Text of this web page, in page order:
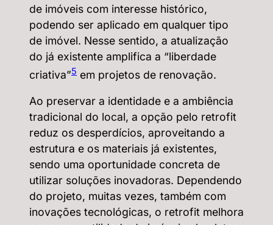
de imóveis com interesse histórico,
podendo ser aplicado em qualquer tipo
de imóvel. Nesse sentido, a atualização
do já existente amplifica a “liberdade
criativa”5 em projetos de renovação.
Ao preservar a identidade e a ambiência
tradicional do local, a opção pelo retrofit
reduz os desperdícios, aproveitando a
estrutura e os materiais já existentes,
sendo uma oportunidade concreta de
utilizar soluções inovadoras. Dependendo
do projeto, muitas vezes, também com
inovações tecnológicas, o retrofit melhora